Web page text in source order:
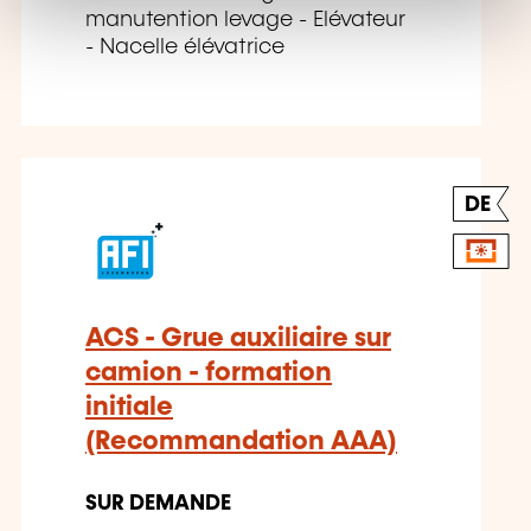
manutention levage - Elévateur
- Nacelle élévatrice
DE
ACS - Grue auxiliaire sur
camion - formation
initiale
(Recommandation AAA)
SUR DEMANDE